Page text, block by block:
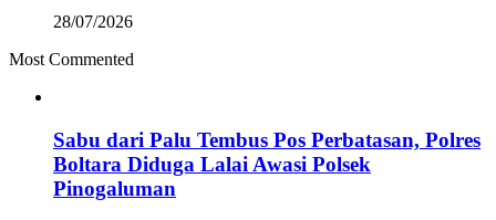
28/07/2026
Most Commented
Sabu dari Palu Tembus Pos Perbatasan, Polres
Boltara Diduga Lalai Awasi Polsek
Pinogaluman